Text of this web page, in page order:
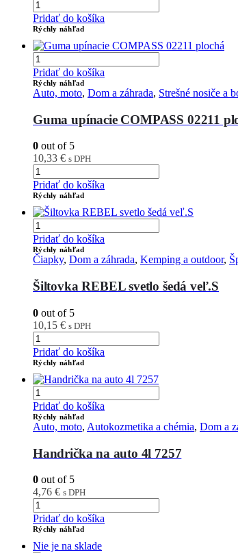
Pridať do košíka
Rýchly náhľad
Pridať do košíka
Rýchly náhľad
Auto, moto, Dom a záhrada, Strešné nosiče a
Guma upínacie COMPASS 02211
0 out of 5
10,33 € s DPH
Pridať do košíka
Rýchly náhľad
Pridať do košíka
Rýchly náhľad
Čiapky, Dom a záhrada, Kemping a outdoor,
Šiltovka REBEL svetlo šedá veľ.S
0 out of 5
10,15 € s DPH
Pridať do košíka
Rýchly náhľad
Pridať do košíka
Rýchly náhľad
Auto, moto, Autokozmetika a chémia, Dom a
Handrička na auto 4l 7257
0 out of 5
4,76 € s DPH
Pridať do košíka
Rýchly náhľad
Nie je na sklade